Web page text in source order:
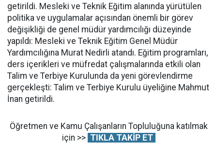
getirildi. Mesleki ve Teknik Eğitim alanında yürütülen
politika ve uygulamalar açısından önemli bir görev
değişikliği de genel müdür yardımcılığı düzeyinde
yapıldı: Mesleki ve Teknik Eğitim Genel Müdür
Yardımcılığına Murat Nedirli atandı. Eğitim programları,
ders içerikleri ve müfredat çalışmalarında etkili olan
Talim ve Terbiye Kurulunda da yeni görevlendirme
gerçekleşti: Talim ve Terbiye Kurulu üyeliğine Mahmut
İnan getirildi.
Öğretmen ve Kamu Çalışanların Topluluğuna katılmak
için >> TIKLA TAKİP ET